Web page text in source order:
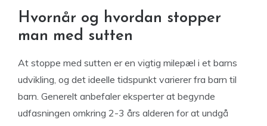
Hvornår og hvordan stopper
man med sutten
At stoppe med sutten er en vigtig milepæl i et barns
udvikling, og det ideelle tidspunkt varierer fra barn til
barn. Generelt anbefaler eksperter at begynde
udfasningen omkring 2-3 års alderen for at undgå